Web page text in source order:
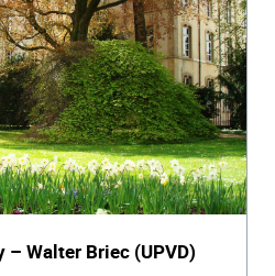
– Walter Briec (UPVD)